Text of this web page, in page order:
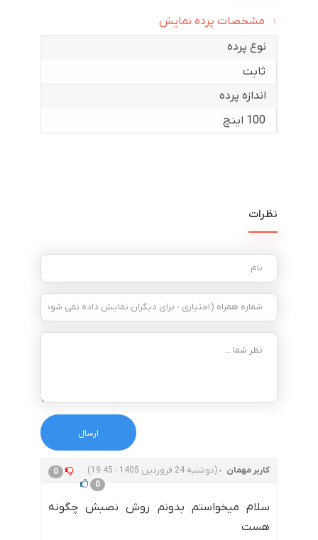
مشخصات پرده نمایش
نوع پرده
ثابت
اندازه پرده
100 اینچ
نظرات
کاربر مهمان (دوشنبه 24 فروردین 1405 - 19:45)
0
0
سلام میخواستم بدونم روش نصبش چگونه
هست